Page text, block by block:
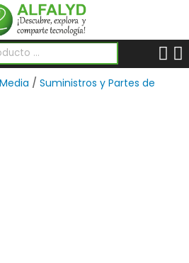
productos
/Suministros y Partes de